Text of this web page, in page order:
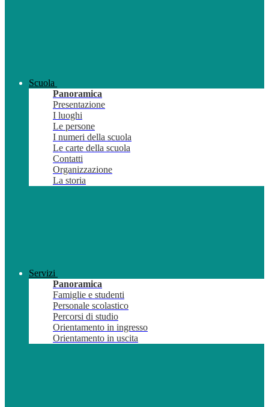
Scuola
Panoramica
Presentazione
I luoghi
Le persone
I numeri della scuola
Le carte della scuola
Contatti
Organizzazione
La storia
Servizi
Panoramica
Famiglie e studenti
Personale scolastico
Percorsi di studio
Orientamento in ingresso
Orientamento in uscita